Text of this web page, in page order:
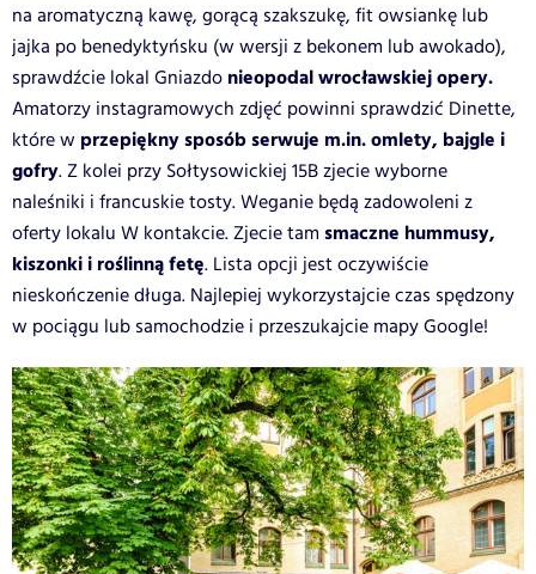
na aromatyczną kawę, gorącą szakszukę, fit owsiankę lub
jajka po benedyktyńsku (w wersji z bekonem lub awokado),
sprawdźcie lokal Gniazdo nieopodal wrocławskiej opery.
Amatorzy instagramowych zdjęć powinni sprawdzić Dinette,
które w przepiękny sposób serwuje m.in. omlety, bajgle i
gofry. Z kolei przy Sołtysowickiej 15B zjecie wyborne
naleśniki i francuskie tosty. Weganie będą zadowoleni z
oferty lokalu W kontakcie. Zjecie tam smaczne hummusy,
kiszonki i roślinną fetę. Lista opcji jest oczywiście
nieskończenie długa. Najlepiej wykorzystajcie czas spędzony
w pociągu lub samochodzie i przeszukajcie mapy Google!